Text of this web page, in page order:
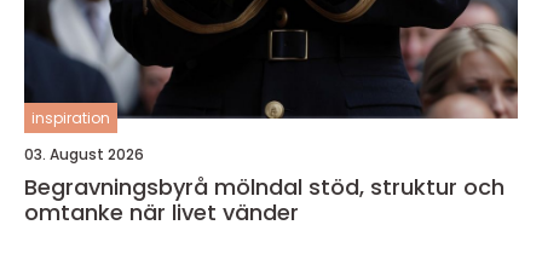
inspiration
03. August 2026
Begravningsbyrå mölndal stöd, struktur och
omtanke när livet vänder